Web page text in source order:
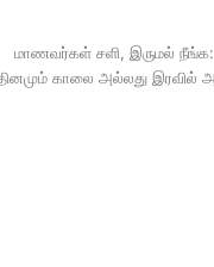
சளி, இருமல் நீங்க:
காலை அல்லது இரவில்